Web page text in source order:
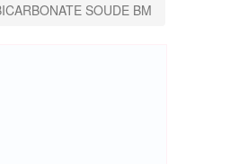
SOUDE BM